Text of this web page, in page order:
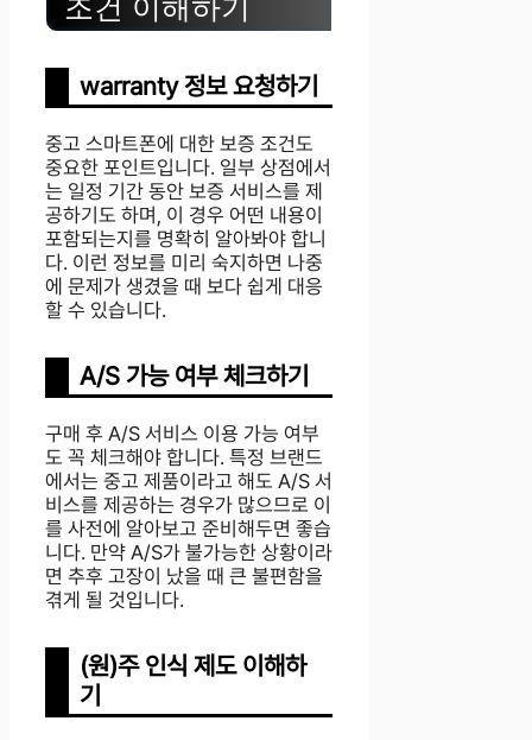
조건 이해하기
warranty 정보 요청하기
중고 스마트폰에 대한 보증 조건도
중요한 포인트입니다. 일부 상점에서
는 일정 기간 동안 보증 서비스를 제
공하기도 하며, 이 경우 어떤 내용이
포함되는지를 명확히 알아봐야 합니
다. 이런 정보를 미리 숙지하면 나중
에 문제가 생겼을 때 보다 쉽게 대응
할 수 있습니다.
A/S 가능 여부 체크하기
구매 후 A/S 서비스 이용 가능 여부
도 꼭 체크해야 합니다. 특정 브랜드
에서는 중고 제품이라고 해도 A/S 서
비스를 제공하는 경우가 많으므로 이
를 사전에 알아보고 준비해두면 좋습
니다. 만약 A/S가 불가능한 상황이라
면 추후 고장이 났을 때 큰 불편함을
겪게 될 것입니다.
(원)주 인식 제도 이해하
기